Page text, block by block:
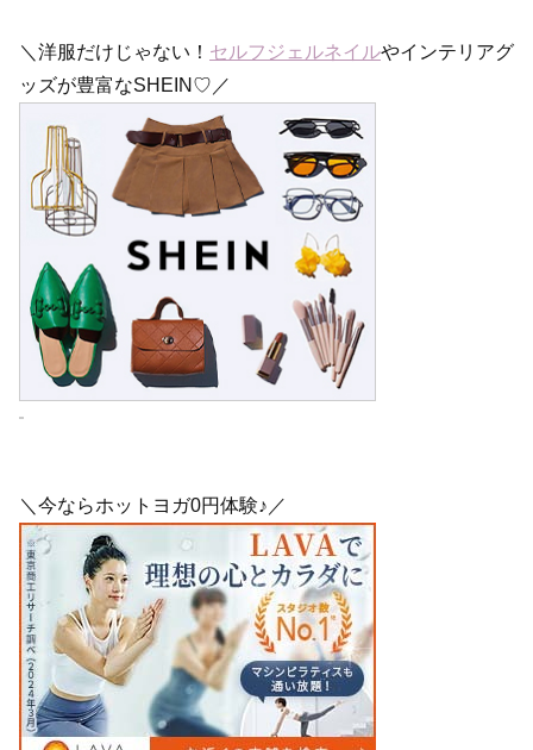
＼洋服だけじゃない！ セルフジェルネイルやインテリアグ
ッズが豊富なSHEIN♡／
＼今ならホットヨガ0円体験♪／